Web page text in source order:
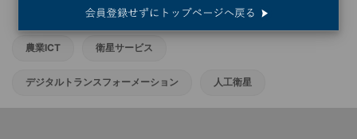
農業ICT 衛星サービス
デジタルトランスフォーメーション 人工衛星